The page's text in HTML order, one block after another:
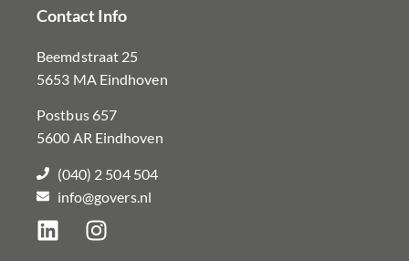
Contact Info
Beemdstraat 25
5653 MA Eindhoven
Postbus 657
5600 AR Eindhoven
(040) 2 504 504
info@govers.nl